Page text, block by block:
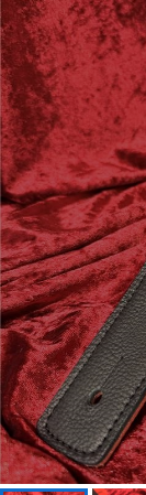
エレキ
ベース
ドラム
キーボ
管楽器
アンプ